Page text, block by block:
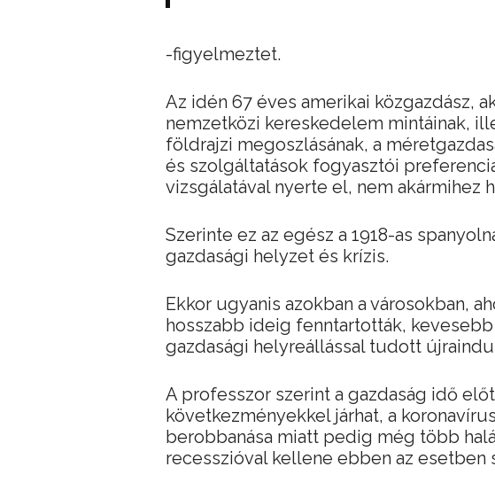
-figyelmeztet.
Az idén 67 éves amerikai közgazdász,
nemzetközi kereskedelem mintáinak,
földrajzi megoszlásának, a
és szolgáltatások fogyasztói
vizsgálatával nyerte el, nem akármihez
Szerinte ez az egész a 1918-as
gazdasági helyzet és krízis.
Ekkor ugyanis azokban a városokban,
hosszabb ideig fenntartották,
gazdasági helyreállással tudott
A professzor szerint a gazdaság idő
következményekkel járhat, a
berobbanása miatt pedig még több
recesszióval kellene ebben az esetben